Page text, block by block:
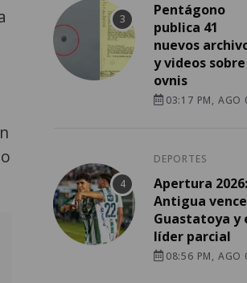
Pentágono
publica 41
nuevos
y videos sobre
ovnis
03:17 PM, AGO
DEPORTES
Apertura 2026:
Antigua
Guastatoya y
líder parcial
08:56 PM, AGO